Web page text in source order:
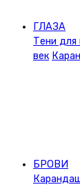
ГЛАЗА
Тени для
век
БРОВИ